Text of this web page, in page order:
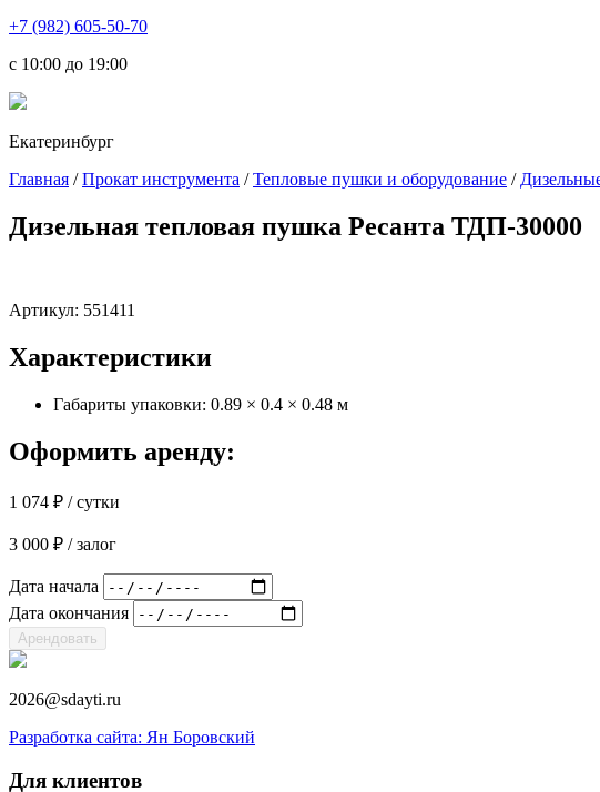
+7 (982) 605-50-70
c 10:00 до 19:00
Екатеринбург
Главная /Прокат инструмента /Тепловые пушки и оборудование /
Дизельная тепловая пушка Ресанта ТДП-30000
Артикул: 551411
Характеристики
Габариты упаковки: 0.89 × 0.4 × 0.48 м
Оформить аренду:
1 074 ₽ / сутки
3 000 ₽ / залог
Дата начала
Дата окончания
Арендовать
2026@sdayti.ru
Разработка сайта: Ян Боровский
Для клиентов